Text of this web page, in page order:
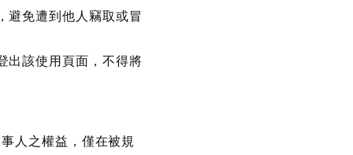
避免遭到他人竊取或冒
出該使用頁面，不得將
人之權益，僅在被規